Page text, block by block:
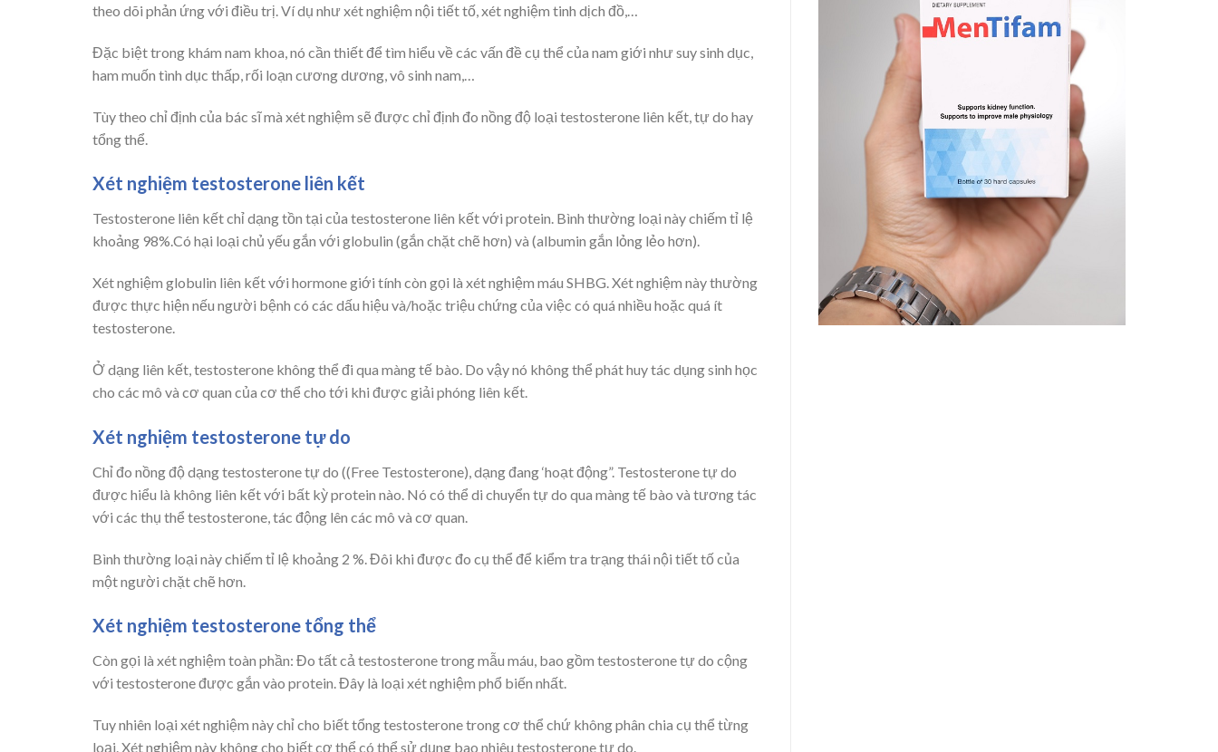
theo dõi phản ứng với điều trị. Ví dụ như xét nghiệm nội tiết tố, xét nghiệm tinh dịch đồ,…
Đặc biệt trong khám nam khoa, nó cần thiết để tìm hiểu về các vấn đề cụ thể của nam giới như suy sinh dục,
ham muốn tình dục thấp, rối loạn cương dương, vô sinh nam,…
Tùy theo chỉ định của bác sĩ mà xét nghiệm sẽ được chỉ định đo nồng độ loại testosterone liên kết, tự do hay
tổng thể.
Xét nghiệm testosterone liên kết
Testosterone liên kết chỉ dạng tồn tại của testosterone liên kết với protein. Bình thường loại này chiếm tỉ lệ
khoảng 98%.Có hại loại chủ yếu gắn với globulin (gắn chặt chẽ hơn) và (albumin gắn lỏng lẻo hơn).
Xét nghiệm globulin liên kết với hormone giới tính còn gọi là xét nghiệm máu SHBG. Xét nghiệm này thường
được thực hiện nếu người bệnh có các dấu hiệu và/hoặc triệu chứng của việc có quá nhiều hoặc quá ít
testosterone.
Ở dạng liên kết, testosterone không thể đi qua màng tế bào. Do vậy nó không thể phát huy tác dụng sinh học
cho các mô và cơ quan của cơ thể cho tới khi được giải phóng liên kết.
Xét nghiệm testosterone tự do
Chỉ đo nồng độ dạng testosterone tự do ((Free Testosterone), dạng đang ‘hoạt động”. Testosterone tự do
được hiểu là không liên kết với bất kỳ protein nào. Nó có thể di chuyển tự do qua màng tế bào và tương tác
với các thụ thể testosterone, tác động lên các mô và cơ quan.
Bình thường loại này chiếm tỉ lệ khoảng 2 %. Đôi khi được đo cụ thể để kiểm tra trạng thái nội tiết tố của
một người chặt chẽ hơn.
Xét nghiệm testosterone tổng thể
Còn gọi là xét nghiệm toàn phần: Đo tất cả testosterone trong mẫu máu, bao gồm testosterone tự do cộng
với testosterone được gắn vào protein. Đây là loại xét nghiệm phổ biến nhất.
Tuy nhiên loại xét nghiệm này chỉ cho biết tổng testosterone trong cơ thể chứ không phân chia cụ thể từng
loại. Xét nghiệm này không cho biết cơ thể có thể sử dụng bao nhiêu testosterone tự do.